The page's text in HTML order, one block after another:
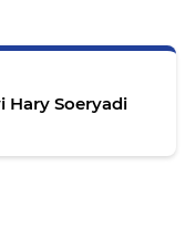
Hary Soeryadi